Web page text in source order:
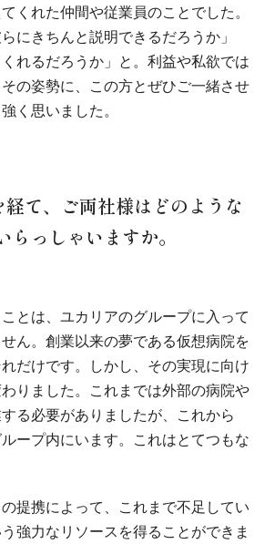
くれた仲間や従業員のことでした。
にきちんと説明できるだろうか」
くれるだろうか」と。利益や私欲では
の姿勢に、この方とぜひご一緒させ
く思いました。
て、ご両社様はどのような
らっしゃいますか。
とは、ユカリアのグループに入って
ん。創業以来の夢である仮想病院を
だけです。しかし、その実現に向け
りました。これまでは外部の病院や
る必要がありましたが、これから
ープ内にいます。これはとてつもな
提携によって、これまで不足してい
強力なリソースを得ることができま